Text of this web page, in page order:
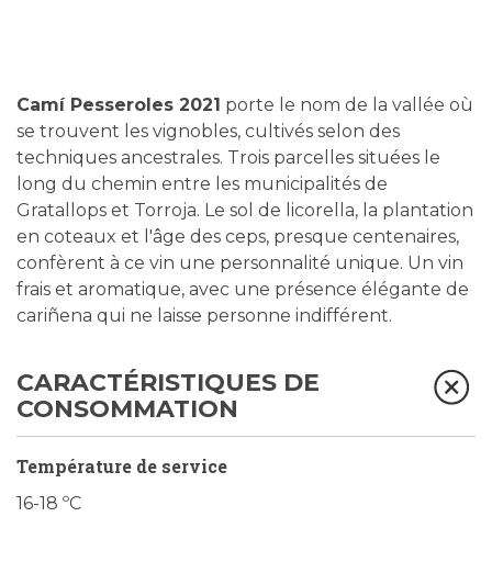
Camí Pesseroles 2021 porte le nom de la vallée où
se trouvent les vignobles, cultivés selon des
techniques ancestrales. Trois parcelles situées le
long du chemin entre les municipalités de
Gratallops et Torroja. Le sol de licorella, la plantation
en coteaux et l'âge des ceps, presque centenaires,
confèrent à ce vin une personnalité unique. Un vin
frais et aromatique, avec une présence élégante de
cariñena qui ne laisse personne indifférent.
CARACTÉRISTIQUES DE
CONSOMMATION
Température de service
16-18 ºC